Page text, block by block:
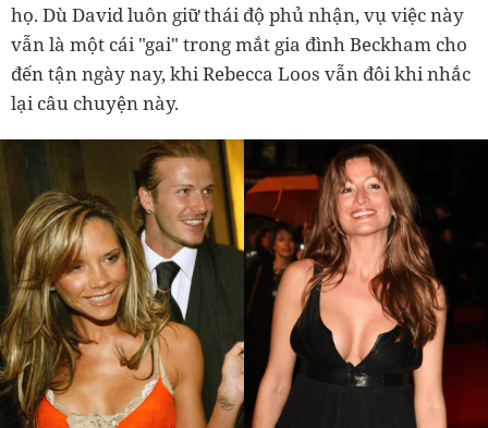
họ. Dù David luôn giữ thái độ phủ nhận, vụ việc này
vẫn là một cái "gai" trong mắt gia đình Beckham cho
đến tận ngày nay, khi Rebecca Loos vẫn đôi khi nhắc
lại câu chuyện này.